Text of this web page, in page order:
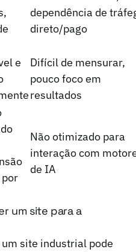
dependência de
direto/pago
e
Difícil de mensurar,
pouco foco em
resultados
Não otimizado para
interação com
de IA
um site para a
site industrial pode